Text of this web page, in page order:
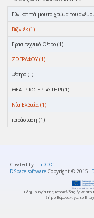
Eθνικότητά μου το χρώμα του
Βιζνιέκ (1)
Ερασιτεχνικό Θέτρο (1)
ΖΩΓΡΑΦΟΥ (1)
θέατρο (1)
ΘΕΑΤΡΙΚΟ ΕΡΓΑΣΤΗΡΙ (1)
Νέα Ελβετία (1)
παράσταση (1)
Created by ELiDOC
DSpace software Copyright © 2015
Η δημιουργία της Ιστοσελίδας έγινε
Δήμο Βύρωνα», για το